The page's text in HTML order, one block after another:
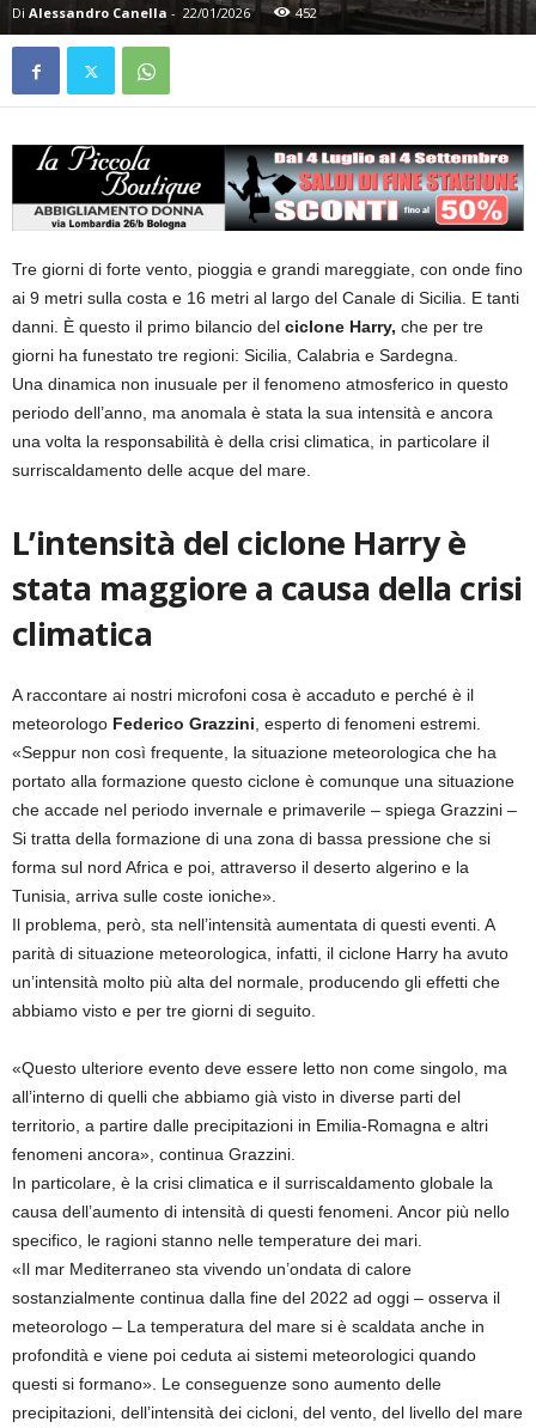
Di Alessandro Canella - 22/01/2026 452
Tre giorni di forte vento, pioggia e grandi mareggiate, con onde fino
ai 9 metri sulla costa e 16 metri al largo del Canale di Sicilia. E tanti
danni. È questo il primo bilancio del ciclone Harry, che per tre
giorni ha funestato tre regioni: Sicilia, Calabria e Sardegna.
Una dinamica non inusuale per il fenomeno atmosferico in questo
periodo dell’anno, ma anomala è stata la sua intensità e ancora
una volta la responsabilità è della crisi climatica, in particolare il
surriscaldamento delle acque del mare.
L’intensità del ciclone Harry è
stata maggiore a causa della crisi
climatica
A raccontare ai nostri microfoni cosa è accaduto e perché è il
meteorologo Federico Grazzini, esperto di fenomeni estremi.
«Seppur non così frequente, la situazione meteorologica che ha
portato alla formazione questo ciclone è comunque una situazione
che accade nel periodo invernale e primaverile – spiega Grazzini –
Si tratta della formazione di una zona di bassa pressione che si
forma sul nord Africa e poi, attraverso il deserto algerino e la
Tunisia, arriva sulle coste ioniche».
Il problema, però, sta nell’intensità aumentata di questi eventi. A
parità di situazione meteorologica, infatti, il ciclone Harry ha avuto
un’intensità molto più alta del normale, producendo gli effetti che
abbiamo visto e per tre giorni di seguito.
«Questo ulteriore evento deve essere letto non come singolo, ma
all’interno di quelli che abbiamo già visto in diverse parti del
territorio, a partire dalle precipitazioni in Emilia-Romagna e altri
fenomeni ancora», continua Grazzini.
In particolare, è la crisi climatica e il surriscaldamento globale la
causa dell’aumento di intensità di questi fenomeni. Ancor più nello
specifico, le ragioni stanno nelle temperature dei mari.
«Il mar Mediterraneo sta vivendo un’ondata di calore
sostanzialmente continua dalla fine del 2022 ad oggi – osserva il
meteorologo – La temperatura del mare si è scaldata anche in
profondità e viene poi ceduta ai sistemi meteorologici quando
questi si formano». Le conseguenze sono aumento delle
precipitazioni, dell’intensità dei cicloni, del vento, del livello del mare